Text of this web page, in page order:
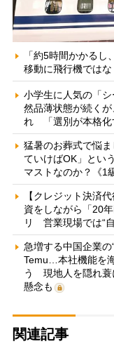
「約5時間かかる
移動に飛行機では
小学生に人気の「
然品薄状態が続く
れ 「選別が本格化
猛暑のお葬式で悩
ていけばOK」とい
マストなのか？《1
【クレジット決済
資をしながら「20
リ 営業現場では“
急増する中国企業
Temu…本社機能を
う 現地人を隠れ蓑
懸念も
関連記事